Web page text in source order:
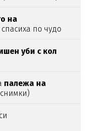
на
спасиха по чудо
уби с кол
палежа на